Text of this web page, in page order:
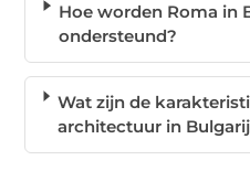
Hoe worden Roma in
ondersteund?
Wat zijn de
architectuur in